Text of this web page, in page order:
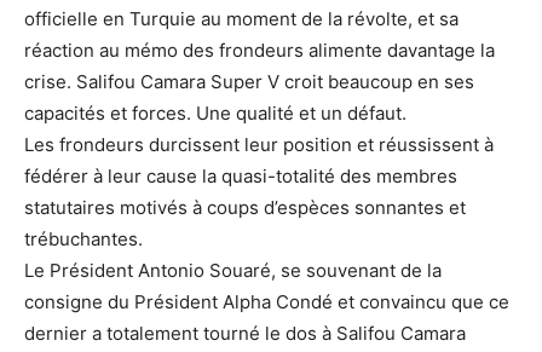
officielle en Turquie au moment de la révolte, et sa
réaction au mémo des frondeurs alimente davantage la
crise. Salifou Camara Super V croit beaucoup en ses
capacités et forces. Une qualité et un défaut.
Les frondeurs durcissent leur position et réussissent à
fédérer à leur cause la quasi-totalité des membres
statutaires motivés à coups d’espèces sonnantes et
trébuchantes.
Le Président Antonio Souaré, se souvenant de la
consigne du Président Alpha Condé et convaincu que ce
dernier a totalement tourné le dos à Salifou Camara